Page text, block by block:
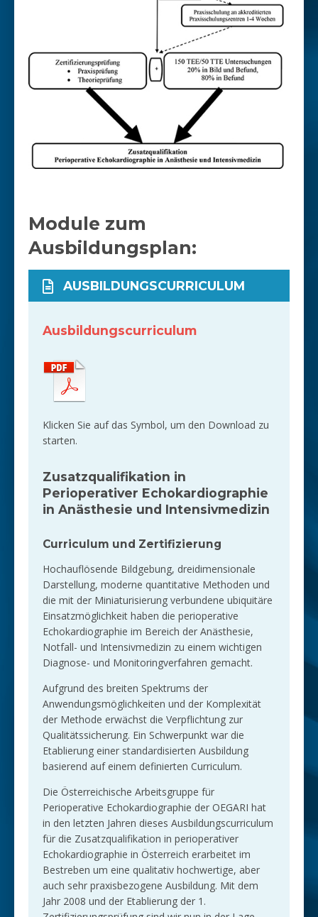
Module zum
Ausbildungsplan:
AUSBILDUNGSCURRICULUM
Ausbildungscurriculum
Klicken Sie auf das Symbol, um den Download zu
starten.
Zusatzqualifikation in
Perioperativer Echokardiographie
in Anästhesie und Intensivmedizin
Curriculum und Zertifizierung
Hochauflösende Bildgebung, dreidimensionale
Darstellung, moderne quantitative Methoden und
die mit der Miniaturisierung verbundene ubiquitäre
Einsatzmöglichkeit haben die perioperative
Echokardiographie im Bereich der Anästhesie,
Notfall- und Intensivmedizin zu einem wichtigen
Diagnose- und Monitoringverfahren gemacht.
Aufgrund des breiten Spektrums der
Anwendungsmöglichkeiten und der Komplexität
der Methode erwächst die Verpflichtung zur
Qualitätssicherung. Ein Schwerpunkt war die
Etablierung einer standardisierten Ausbildung
basierend auf einem definierten Curriculum.
Die Österreichische Arbeitsgruppe für
Perioperative Echokardiographie der OEGARI hat
in den letzten Jahren dieses Ausbildungscurriculum
für die Zusatzqualifikation in perioperativer
Echokardiographie in Österreich erarbeitet im
Bestreben um eine qualitativ hochwertige, aber
auch sehr praxisbezogene Ausbildung. Mit dem
Jahr 2008 und der Etablierung der 1.